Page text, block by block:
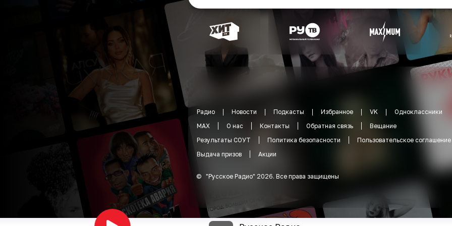
Радио Новости Подкасты Избранное VK
Одноклассники
MAX
О нас Контакты Обратная связь
Вещание
Результаты СОУТ
Политика безопасности
Пользовательское соглашение
Выдача призов
Акции
© "Русское Радио" 2026. Все права защищены